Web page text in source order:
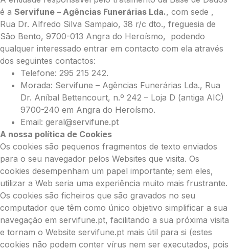
é a Servifune – Agências Funerárias Lda., com sede ,
Rua Dr. Alfredo Silva Sampaio, 38 r/c dto., freguesia de
São Bento, 9700-013 Angra do Heroísmo, podendo
qualquer interessado entrar em contacto com ela através
dos seguintes contactos:
Telefone: 295 215 242.
Morada: Servifune – Agências Funerárias Lda., Rua
Dr. Aníbal Bettencourt, n.º 242 – Loja D (antiga AIC)
9700-240 em Angra do Heroísmo.
Email: geral@servifune.pt
A nossa política de Cookies
Os cookies são pequenos fragmentos de texto enviados
para o seu navegador pelos Websites que visita. Os
cookies desempenham um papel importante; sem eles,
utilizar a Web seria uma experiência muito mais frustrante.
Os cookies são ficheiros que são gravados no seu
computador que têm como único objetivo simplificar a sua
navegação em servifune.pt, facilitando a sua próxima visita
e tornam o Website servifune.pt mais útil para si (estes
cookies não podem conter vírus nem ser executados, pois